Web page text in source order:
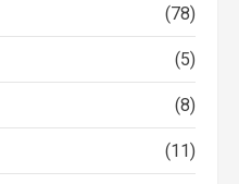
(78)
(5)
(8)
(11)